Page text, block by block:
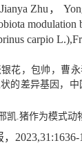
Jianya Zhu ，
modulation
carpio
银花，包帅，曹
的差异基因，中
凯 猪作为模式动
2023,31:1636-